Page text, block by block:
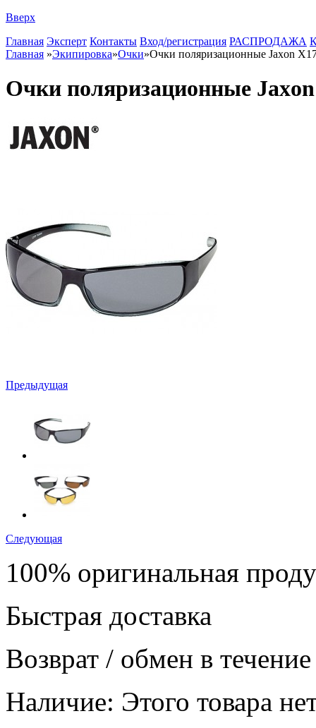
Вверх
Главная Эксперт Контакты Вход/регистрация РАСПРОДАЖА
Главная »Экипировка»Очки»Очки поляризационные Jaxon
Очки поляризационные
Предыдущая
Следующая
100% оригинальная
Быстрая доставка
Возврат / обмен в
Наличие: Этого товара